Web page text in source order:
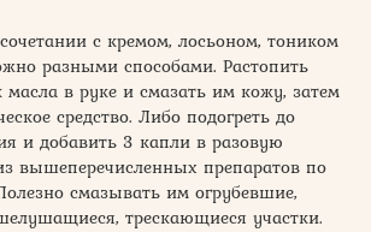
с кремом, лосьоном, тоником
разными способами. Растопить
в руке и смазать им кожу, затем
средство. Либо подогреть до
и добавить 3 капли в разовую
вышеперечисленных препаратов по
смазывать им огрубевшие,
трескающиеся участки.